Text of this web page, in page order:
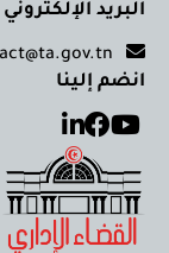
البريد الإلكتروني
انضم إلينا